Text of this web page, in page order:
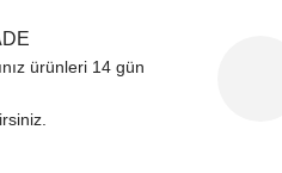
ürünleri 14 gün